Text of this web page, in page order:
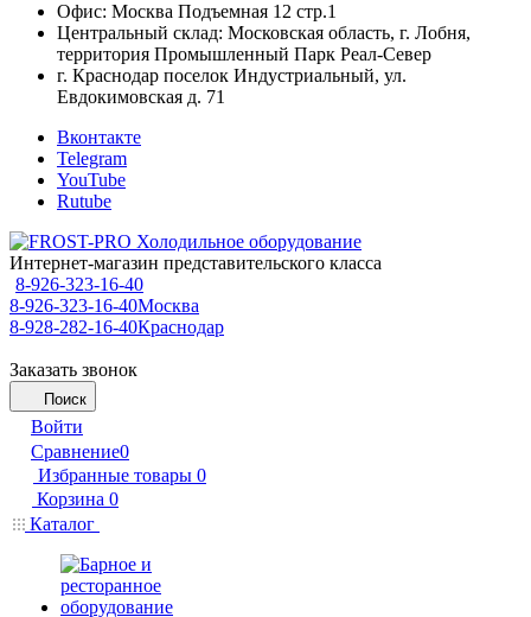
Офис: Москва Подъемная 12 стр.1
Центральный склад: Московская область, г. Лобня,
территория Промышленный Парк Реал-Север
г. Краснодар поселок Индустриальный, ул.
Евдокимовская д. 71
Вконтакте
Telegram
YouTube
Rutube
Интернет-магазин представительского класса
8-926-323-16-40
8-926-323-16-40Москва
8-928-282-16-40Краснодар
Заказать звонок
Поиск
Войти
Сравнение0
Избранные товары 0
Корзина 0
Каталог